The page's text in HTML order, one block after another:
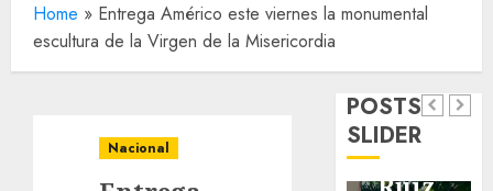
Home » Entrega Américo este viernes la monumental
escultura de la Virgen de la Misericordia
Nacional
POSTS
SLIDER
Local
pavimentación
Reviven
la
natalicio
de Don
Antonio